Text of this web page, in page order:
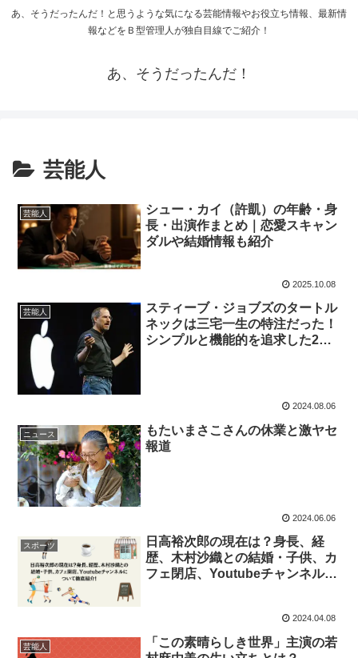
あ、そうだったんだ！と思うような気になる芸能情報やお役立ち情報、最新情
報などをＢ型管理人が独自目線でご紹介！
あ、そうだったんだ！
芸能人
芸能人
シュー・カイ（許凱）の年齢・身
長・出演作まとめ｜恋愛スキャン
ダルや結婚情報も紹介
2025.10.08
芸能人
スティーブ・ジョブズのタートル
ネックは三宅一生の特注だった！
シンプルと機能的を追求した2人
2024.08.06
ニュース
もたいまさこさんの休業と激ヤセ
報道
2024.06.06
スポーツ
日高裕次郎の現在は？身長、経
歴、木村沙織との結婚・子供、カ
フェ閉店、Youtubeチャンネルに
2024.04.08
芸能人
「この素晴らしき世界」主演の若